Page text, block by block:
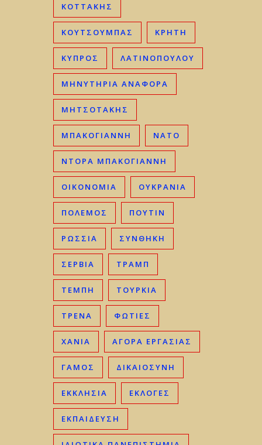
ΚΟΤΤΑΚΗΣ
ΚΟΥΤΣΟΥΜΠΑΣ ΚΡΉΤΗ
ΚΎΠΡΟΣ ΛΑΤΙΝΟΠΟΥΛΟΥ
ΜΗΝΥΤΗΡΙΑ ΑΝΑΦΟΡΑ
ΜΗΤΣΟΤΆΚΗΣ
ΜΠΑΚΟΓΙΆΝΝΗ ΝΑΤΟ
ΝΤΟΡΑ ΜΠΑΚΟΓΙΑΝΝΗ
ΟΙΚΟΝΟΜΊΑ ΟΥΚΡΑΝΊΑ
ΠΟΛΕΜΟΣ ΠΟΥΤΙΝ
ΡΩΣΣΊΑ ΣΥΝΘΗΚΗ
ΣΕΡΒΊΑ ΤΡΑΜΠ
ΤΈΜΠΗ ΤΟΥΡΚΊΑ
ΤΡΈΝΑ ΦΩΤΙΈΣ
ΧΑΝΙΆ ΑΓΟΡΆ ΕΡΓΑΣΊΑΣ
ΓΑΜΟΣ ΔΙΚΑΙΟΣΎΝΗ
ΕΚΚΛΗΣΊΑ ΕΚΛΟΓΈΣ
ΕΚΠΑΊΔΕΥΣΗ